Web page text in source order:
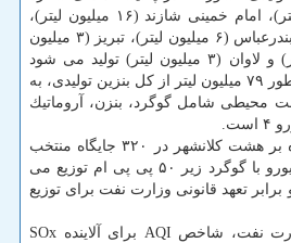
خلیج فارس (۴۵ میلیون لیتر)، امام خمینی شازند (۱۶ میلیون لیتر)،
اصفهان (۱۲ میلیون لیتر)، بندرعباس (۶ میلیون لیتر)، تبریز (۳ میلیون
لیتر)، تهران (۶ میلیون لیتر) و لاوان (۳ میلیون لیتر) تولید می شود
عاری از گوگرد است. همینطور ۷۹ میلیون لیتر از كل بنزین تولیدی، به
محیطی شامل گوگرد، بنزن، آروماتیك
در مورد نفت گاز هم علاوه بر هشت كلانشهر در ۳۲۰ جایگاه منتخب
مواصلاتی كشور نفت گاز یورو با گوگرد زیر ۵۰ پی پی ام توزیع می
برابر تعهد قانونی وزارت نفت برای توزیع
در نتیجه این اقدامات وزارت نفت، شاخص AQI برای آلاینده SOx